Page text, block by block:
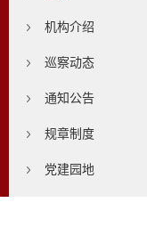
机构介绍
巡察动态
通知公告
规章制度
党建园地